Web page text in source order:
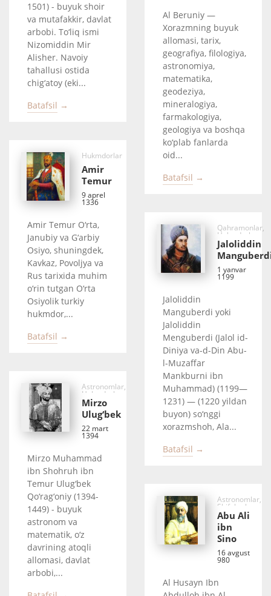
1501) - buyuk shoir
va mutafakkir, davlat
arbobi. To‘liq ismi
Nizomiddin Mir
Alisher. Navoiy
tahallusi ostida
chig‘atoy (eki...
Batafsil →
Hukmdorlar
Amir
Temur
9 aprel
1336
Amir Temur O‘rta,
Janubiy va G‘arbiy
Osiyo, shuningdek,
Kavkaz, Povoljya va
Rus tarixida muhim
o‘rin tutgan O‘rta
Osiyolik turkiy
hukmdor,...
Batafsil →
Astronomlar,
Hukmdorlar
Mirzo
Ulug‘bek
22 mart
1394
Mirzo Muhammad
ibn Shohruh ibn
Temur Ulug‘bek
Qo‘rag‘oniy (1394-
1449) - buyuk
astronom va
matematik, o‘z
davrining atoqli
allomasi, davlat
arbobi,...
Al Beruniy —
Xorazmning buyuk
allomasi, tarix,
geografiya, filologiya,
astronomiya,
matematika,
geodeziya,
mineralogiya,
farmakologiya,
geologiya va boshqa
ko‘plab fanlarda
oid...
Batafsil →
Qahramonlar,
Hukmdorlar
Jaloliddin
1 yanvar
1199
Jaloliddin
Manguberdi yoki
Jaloliddin
Menguberdi (Jalol id-
Diniya va-d-Din Abu-
l-Muzaffar
Mankburni ibn
Muhammad) (1199—
1231) — (1220 yildan
buyon) so‘nggi
xorazmshoh, Ala...
Batafsil →
Astronomlar,
Shifokorlar,
Faylasuflar
Abu Ali
ibn
Sino
16 avgust
980
Al Husayn Ibn